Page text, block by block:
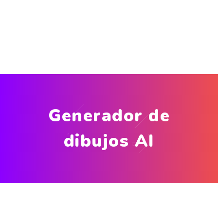
Generador de
dibujos AI